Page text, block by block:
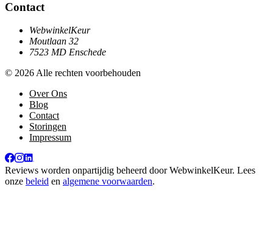
Contact
WebwinkelKeur
Moutlaan 32
7523 MD Enschede
© 2026 Alle rechten voorbehouden
Over Ons
Blog
Contact
Storingen
Impressum
Reviews worden onpartijdig beheerd doorWebwinkelKeur. Lees
onze beleid en algemene voorwaarden.